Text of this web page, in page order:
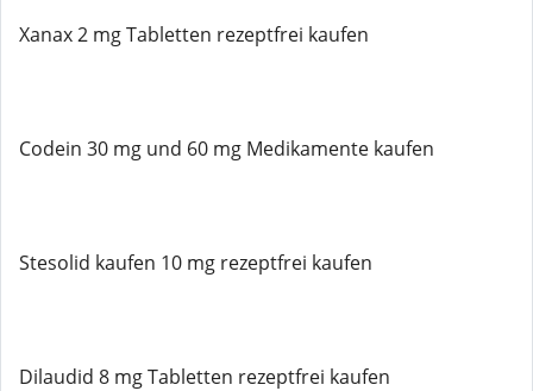
Xanax 2 mg Tabletten rezeptfrei kaufen
Codein 30 mg und 60 mg Medikamente kaufen
Stesolid kaufen 10 mg rezeptfrei kaufen
Dilaudid 8 mg Tabletten rezeptfrei kaufen